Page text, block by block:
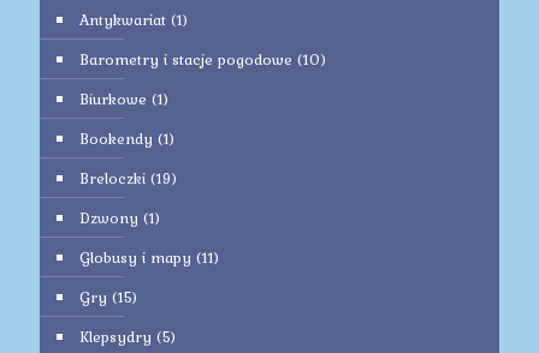
Antykwariat (1)
Barometry i stacje pogodowe (10)
Biurkowe (1)
Bookendy (1)
Breloczki (19)
Dzwony (1)
Globusy i mapy (11)
Gry (15)
Klepsydry (5)